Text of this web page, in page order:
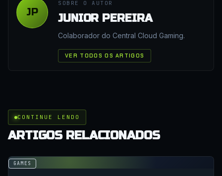
JP
SOBRE O AUTOR
JUNIOR PEREIRA
Colaborador do Central Cloud Gaming.
VER TODOS OS ARTIGOS
CONTINUE LENDO
ARTIGOS RELACIONADOS
GAMES